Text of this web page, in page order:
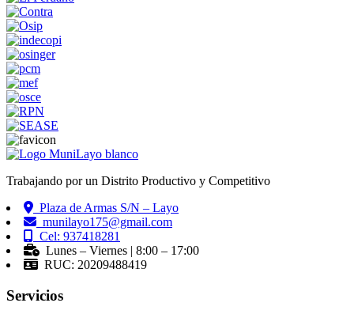
Trabajando por un Distrito Productivo y Competitivo
Plaza de Armas S/N – Layo
munilayo175@gmail.com
Cel: 937418281
Lunes – Viernes | 8:00 – 17:00
RUC: 20209488419
Servicios